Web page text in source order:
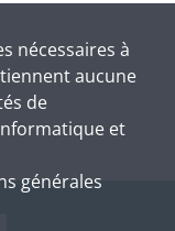
nécessaires à
aucune
de
et
générales